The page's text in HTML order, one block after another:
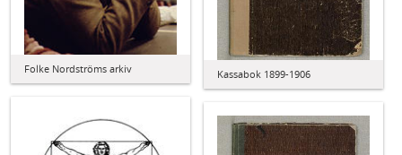
Kassabok 1899-1906
Folke Nordströms arkiv